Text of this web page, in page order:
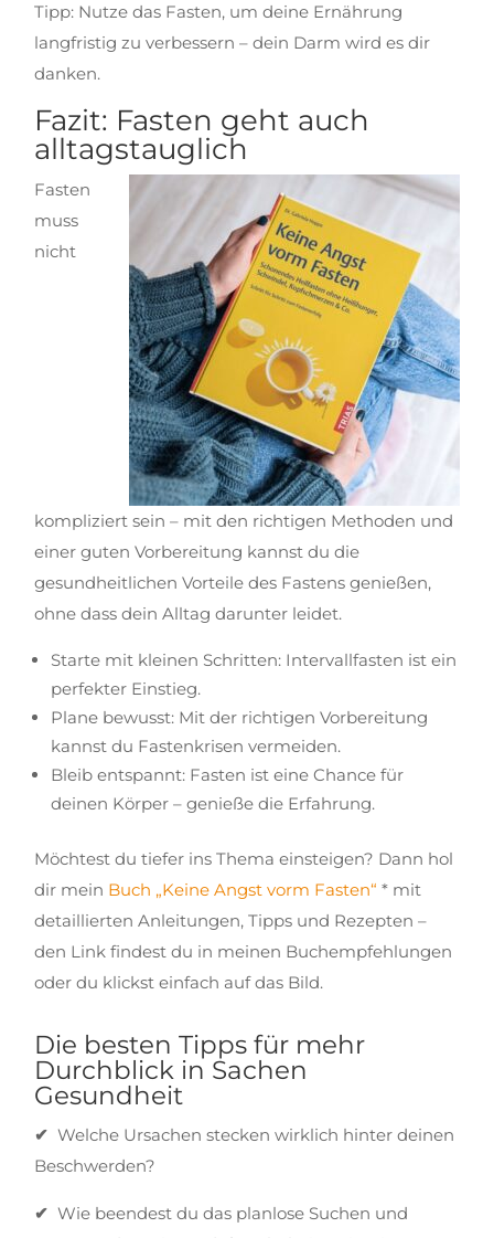
Tipp: Nutze das Fasten, um deine Ernährung
langfristig zu verbessern – dein Darm wird es dir
danken.
Fazit: Fasten geht auch
alltagstauglich
Fasten
muss
nicht
kompliziert sein – mit den richtigen Methoden und
einer guten Vorbereitung kannst du die
gesundheitlichen Vorteile des Fastens genießen,
ohne dass dein Alltag darunter leidet.
Starte mit kleinen Schritten: Intervallfasten ist ein
perfekter Einstieg.
Plane bewusst: Mit der richtigen Vorbereitung
kannst du Fastenkrisen vermeiden.
Bleib entspannt: Fasten ist eine Chance für
deinen Körper – genieße die Erfahrung.
Möchtest du tiefer ins Thema einsteigen? Dann hol
dir mein Buch „Keine Angst vorm Fasten“ * mit
detaillierten Anleitungen, Tipps und Rezepten –
den Link findest du in meinen Buchempfehlungen
oder du klickst einfach auf das Bild.
Die besten Tipps für mehr
Durchblick in Sachen
Gesundheit
✔ Welche Ursachen stecken wirklich hinter deinen
Beschwerden?
✔ Wie beendest du das planlose Suchen und